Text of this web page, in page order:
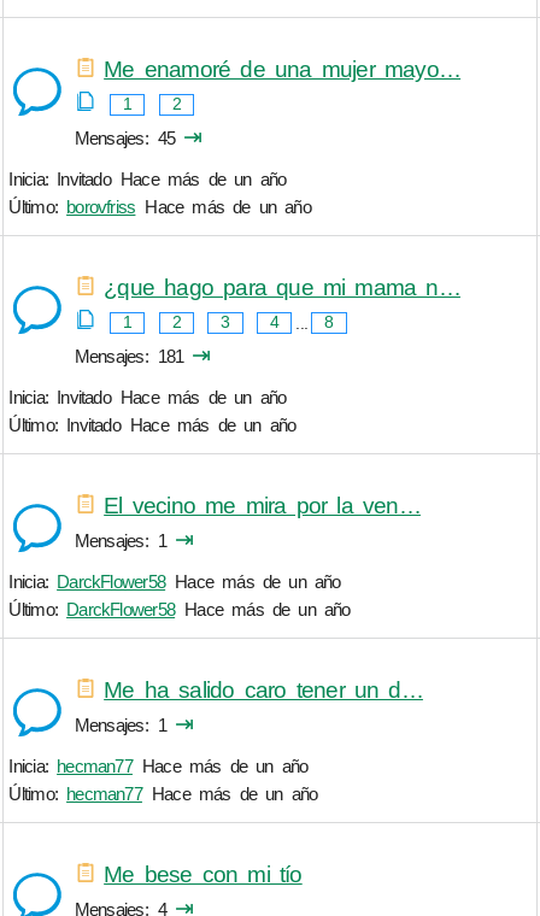
Me enamoré de una mujer mayo…
1 2
Mensajes 45 ⇥
Inicia: Invitado Hace más de un año
Último: borovfriss Hace más de un año
¿que hago para que mi mama n…
1 2 3 4 8
Mensajes 181 ⇥
Inicia: Invitado Hace más de un año
Último: Invitado Hace más de un año
El vecino me mira por la ven…
Mensajes 1 ⇥
Inicia: DarckFlower58 Hace más de un año
Último: DarckFlower58 Hace más de un año
Me ha salido caro tener un d…
Mensajes 1 ⇥
Inicia: hecman77 Hace más de un año
Último: hecman77 Hace más de un año
Me bese con mi tío
Mensajes 4 ⇥